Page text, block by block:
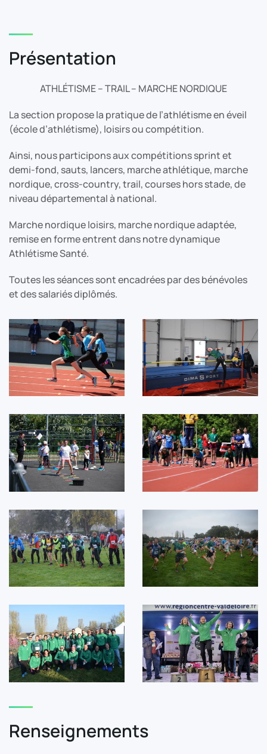
Présentation
ATHLÉTISME – TRAIL – MARCHE NORDIQUE
La section propose la pratique de l’athlétisme en éveil
(école d’athlétisme), loisirs ou compétition.
Ainsi, nous participons aux compétitions sprint et
demi-fond, sauts, lancers, marche athlétique, marche
nordique, cross-country, trail, courses hors stade, de
niveau départemental à national.
Marche nordique loisirs, marche nordique adaptée,
remise en forme entrent dans notre dynamique
Athlétisme Santé.
Toutes les séances sont encadrées par des bénévoles
et des salariés diplômés.
voir voir
voir voir
voir voir
voir voir
Renseignements